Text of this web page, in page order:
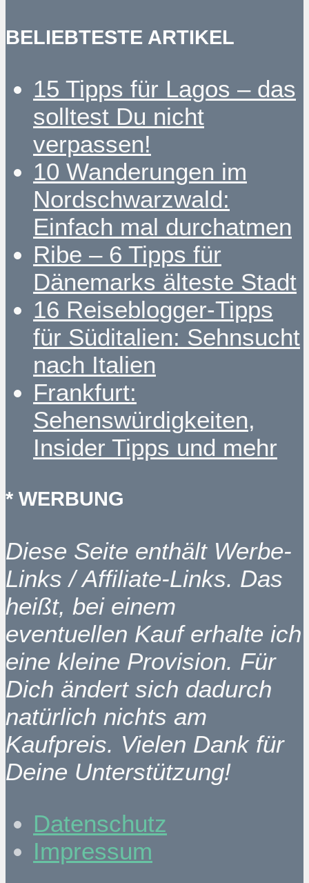
BELIEBTESTE ARTIKEL
15 Tipps für Lagos – das
solltest Du nicht
verpassen!
10 Wanderungen im
Nordschwarzwald:
Einfach mal durchatmen
Ribe – 6 Tipps für
Dänemarks älteste Stadt
16 Reiseblogger-Tipps
für Süditalien: Sehnsucht
nach Italien
Frankfurt:
Sehenswürdigkeiten,
Insider Tipps und mehr
* WERBUNG
Diese Seite enthält Werbe-
Links / Affiliate-Links. Das
heißt, bei einem
eventuellen Kauf erhalte ich
eine kleine Provision. Für
Dich ändert sich dadurch
natürlich nichts am
Kaufpreis. Vielen Dank für
Deine Unterstützung!
Datenschutz
Impressum